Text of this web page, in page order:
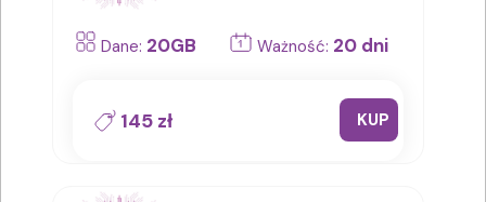
Dane: 20GB Ważność: 20 dni
145 zł KUP